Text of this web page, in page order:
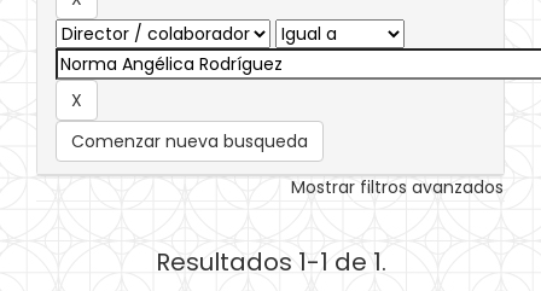
Comenzar nueva busqueda
Mostrar filtros avanzados
Resultados 1-1 de 1.